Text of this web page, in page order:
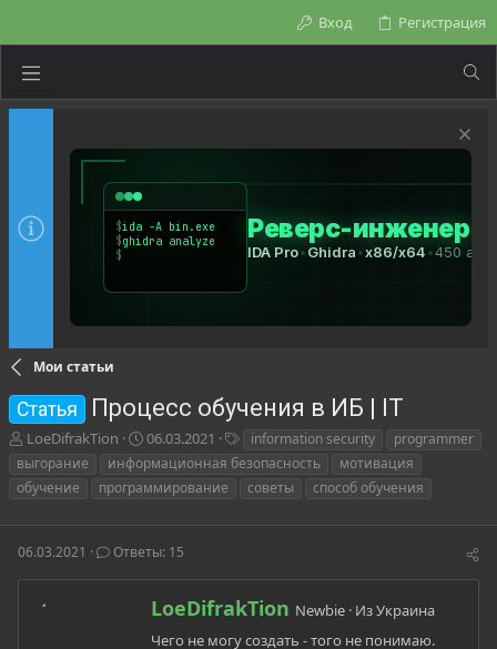
Вход Регистрация
Мои статьи
Статья Процесс обучения в ИБ | IT
А
в
т
о
е
м
LoeDifrakTion
Д
а
а
ч
а
л
а
06.03.2021
е
и
information security
programmer
выгорание
информационная безопасность
мотивация
обучение
программирование советы способ обучения
06.03.2021 Ответы: 15
А
т
LoeDifrakTion Newbie · ИзУкраина
Чего не могу создать - того не понимаю.